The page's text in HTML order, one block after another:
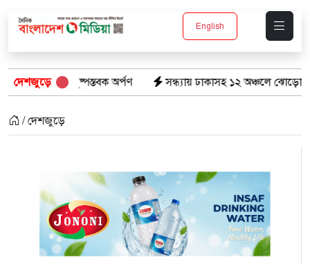
English
দেশজুড়ে
অর্পণ সন্ধ্যায় ঢাকাসহ ১২ অঞ্চলে ঝোড়ো হাওয়ার শঙ্কা,
/ দেশজুড়ে